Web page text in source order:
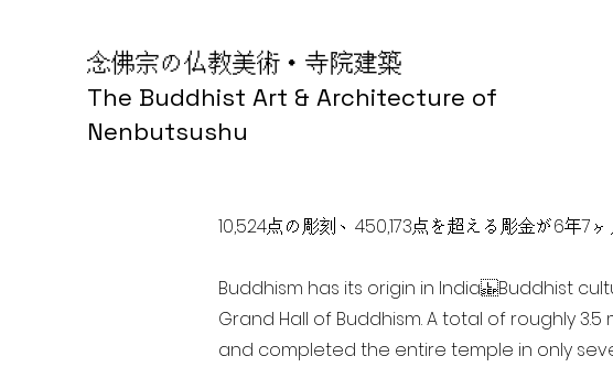
念佛宗の仏教美術・寺院建築
The Buddhist Art & Architecture of
Nenbutsushu
10,524点の彫刻、450,173点を超える彫金が6年7
Buddhism has its origin in India Buddhist
Grand Hall of Buddhism. A total of roughly
and completed the entire temple in only